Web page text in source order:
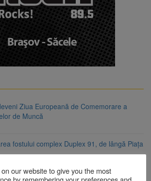
Ziua Europeană de Comemorare a
de Muncă
fostului complex Duplex 91, de lângă Piața
our website to give you the most